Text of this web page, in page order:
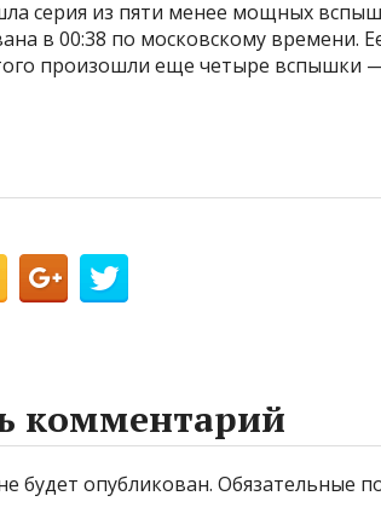
серия из пяти менее мощных
в 00:38 по московскому времени.
произошли еще четыре вспышки
комментарий
будет опубликован. Обязательные